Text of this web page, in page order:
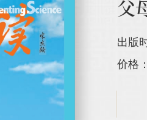
父
出版
价格